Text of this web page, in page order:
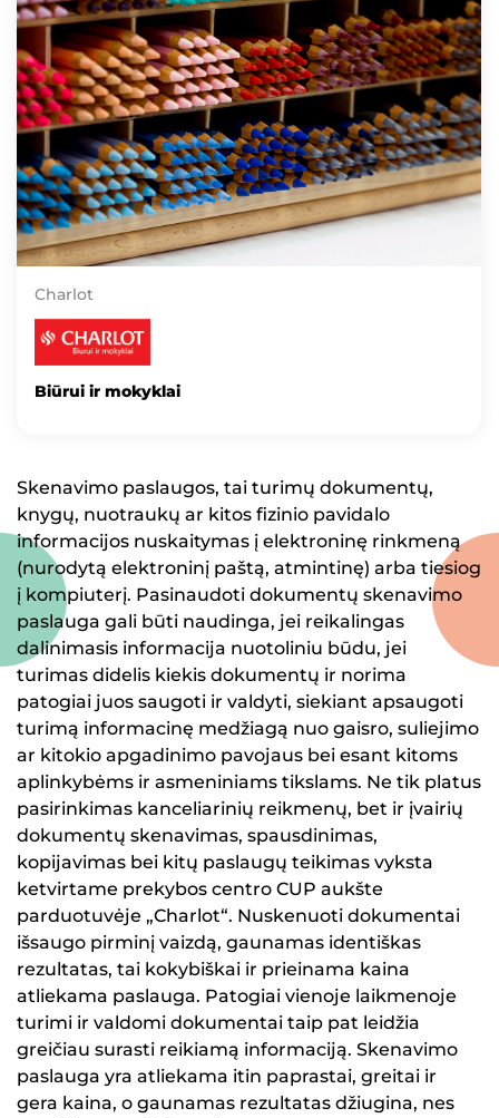
Charlot
Biūrui ir mokyklai
Skenavimo paslaugos, tai turimų dokumentų,
knygų, nuotraukų ar kitos fizinio pavidalo
informacijos nuskaitymas į elektroninę rinkmeną
(nurodytą elektroninį paštą, atmintinę) arba tiesiog
į kompiuterį. Pasinaudoti dokumentų skenavimo
paslauga gali būti naudinga, jei reikalingas
dalinimasis informacija nuotoliniu būdu, jei
turimas didelis kiekis dokumentų ir norima
patogiai juos saugoti ir valdyti, siekiant apsaugoti
turimą informacinę medžiagą nuo gaisro, suliejimo
ar kitokio apgadinimo pavojaus bei esant kitoms
aplinkybėms ir asmeniniams tikslams. Ne tik platus
pasirinkimas kanceliarinių reikmenų, bet ir įvairių
dokumentų skenavimas, spausdinimas,
kopijavimas bei kitų paslaugų teikimas vyksta
ketvirtame prekybos centro CUP aukšte
parduotuvėje „Charlot“. Nuskenuoti dokumentai
išsaugo pirminį vaizdą, gaunamas identiškas
rezultatas, tai kokybiškai ir prieinama kaina
atliekama paslauga. Patogiai vienoje laikmenoje
turimi ir valdomi dokumentai taip pat leidžia
greičiau surasti reikiamą informaciją. Skenavimo
paslauga yra atliekama itin paprastai, greitai ir
gera kaina, o gaunamas rezultatas džiugina, nes